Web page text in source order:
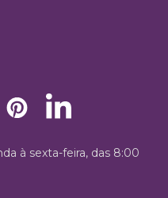
à sexta-feira, das 8:00